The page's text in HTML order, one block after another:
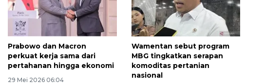
Prabowo dan Macron
perkuat kerja sama dari
pertahanan hingga ekonomi
29 Mei 2026 06:04
Wamentan sebut program
MBG tingkatkan serapan
komoditas pertanian
nasional
Ekonomi triwulan II-2026
tumbuh 5,29 persen
2026-08-06 18:45:00